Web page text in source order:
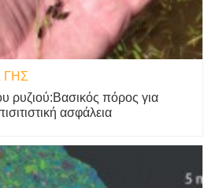
ΓΗΣ
ρυζιού:Βασικός πόρος για
ασφάλεια